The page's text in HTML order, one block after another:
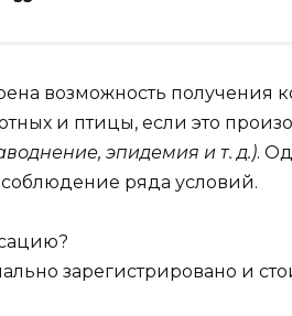
возможность получения
и птицы, если это
эпидемия и т. д.).
ряда условий.
зарегистрировано и